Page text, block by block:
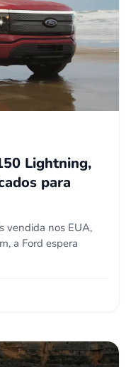
Lightning,
para
vendida nos EUA,
a Ford espera